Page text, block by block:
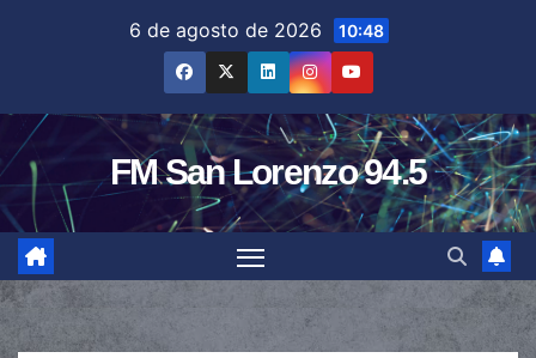
6 de agosto de 2026 10:48
FM San Lorenzo 94.5